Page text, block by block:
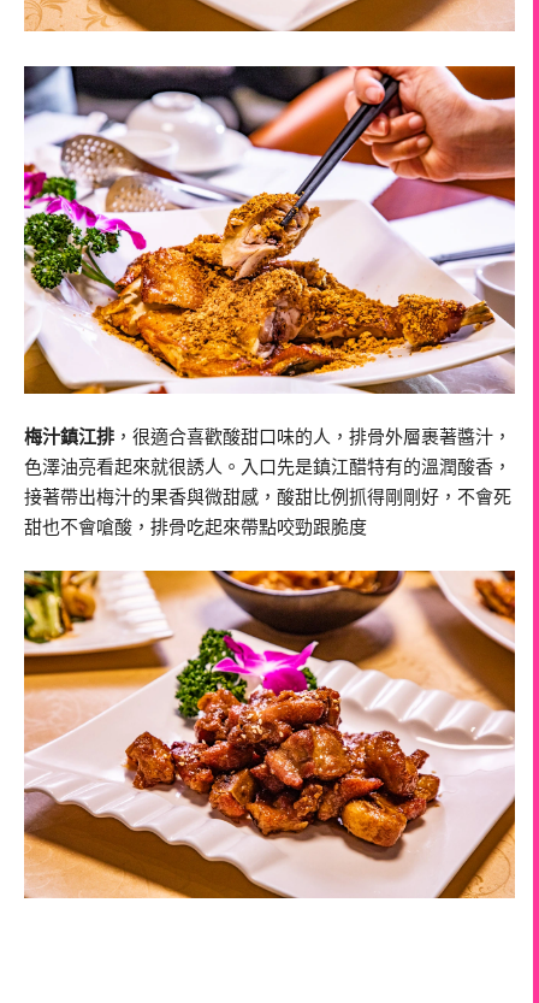
梅汁鎮江排 ，很適合喜歡酸甜口味的人，排骨外層裹著醬汁，
色澤油亮看起來就很誘人。入口先是鎮江醋特有的溫潤酸香，
接著帶出梅汁的果香與微甜感，酸甜比例抓得剛剛好，不會死
甜也不會嗆酸，排骨吃起來帶點咬勁跟脆度